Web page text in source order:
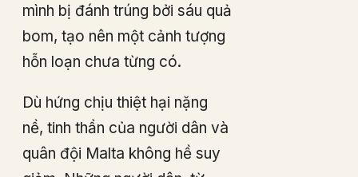
mình bị đánh trúng bởi sáu quả
bom, tạo nên một cảnh tượng
hỗn loạn chưa từng có.
Dù hứng chịu thiệt hại nặng
nề, tinh thần của người dân và
quân đội Malta không hề suy